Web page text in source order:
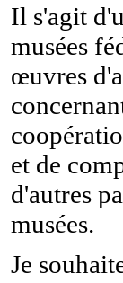
Il s'agit
musées
œuvres
et de
d'autres
musées.
Je